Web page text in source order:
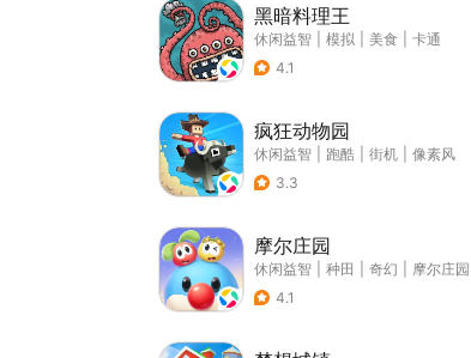
黑暗料理王
休闲益智 模拟 美食
卡通
4.1
疯狂动物园
休闲益智 跑酷 街机
像素风
3.3
摩尔庄园
休闲益智 种田 奇幻
摩尔庄园
4.1